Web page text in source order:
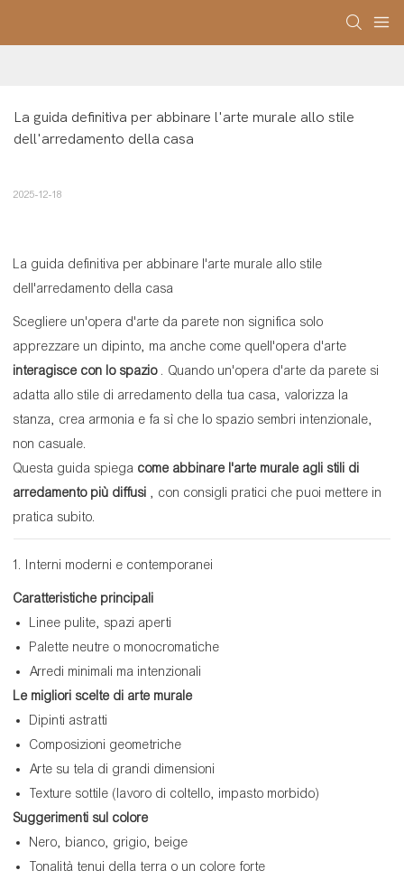
La guida definitiva per abbinare l'arte murale allo stile
dell'arredamento della casa
2025-12-18
La guida definitiva per abbinare l'arte murale allo stile
dell'arredamento della casa
Scegliere un'opera d'arte da parete non significa solo
apprezzare un dipinto, ma anche come quell'opera d'arte
interagisce con lo spazio . Quando un'opera d'arte da parete si
adatta allo stile di arredamento della tua casa, valorizza la
stanza, crea armonia e fa sì che lo spazio sembri intenzionale,
non casuale.
Questa guida spiega come abbinare l'arte murale agli stili di
arredamento più diffusi , con consigli pratici che puoi mettere in
pratica subito.
1. Interni moderni e contemporanei
Caratteristiche principali
Linee pulite, spazi aperti
Palette neutre o monocromatiche
Arredi minimali ma intenzionali
Le migliori scelte di arte murale
Dipinti astratti
Composizioni geometriche
Arte su tela di grandi dimensioni
Texture sottile (lavoro di coltello, impasto morbido)
Suggerimenti sul colore
Nero, bianco, grigio, beige
Tonalità tenui della terra o un colore forte